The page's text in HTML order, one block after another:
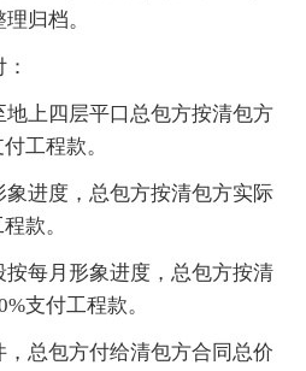
归档。
地上四层平口总包方按清包方
工程款。
象进度，总包方按清包方实际
款。
按每月形象进度，总包方按清
支付工程款。
，总包方付给清包方合同总价